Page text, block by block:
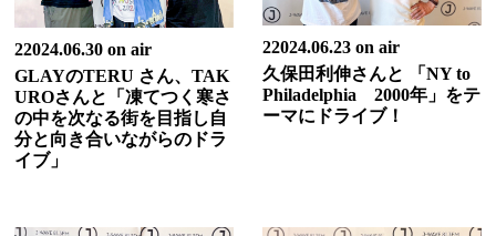
22024.06.30 on air
GLAYのTERU さん、TAK
UROさんと「凍てつく寒さ
の中を次なる街を目指し自
分と向き合いながらのドラ
イブ」
22024.06.23 on air
久保田利伸さんと 「NY to
Philadelphia 2000年」をテ
ーマにドライブ！